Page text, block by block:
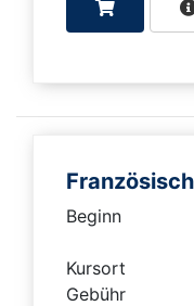
Beginn
Kursort
Gebühr